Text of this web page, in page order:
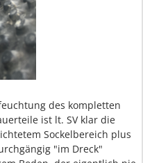
des kompletten
ist lt. SV klar die
Sockelbereich plus
"im Dreck"